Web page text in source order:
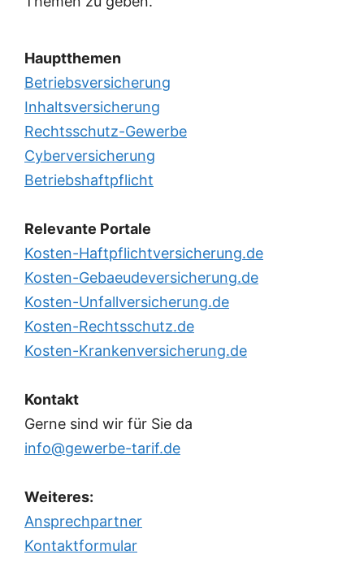
Hauptthemen
Betriebsversicherung
Inhaltsversicherung
Rechtsschutz-Gewerbe
Cyberversicherung
Betriebshaftpflicht
Relevante Portale
Kosten-Haftpflichtversicherung.de
Kosten-Gebaeudeversicherung.de
Kosten-Unfallversicherung.de
Kosten-Rechtsschutz.de
Kosten-Krankenversicherung.de
Kontakt
Gerne sind wir für Sie da
info@gewerbe-tarif.de
Weiteres:
Ansprechpartner
Kontaktformular